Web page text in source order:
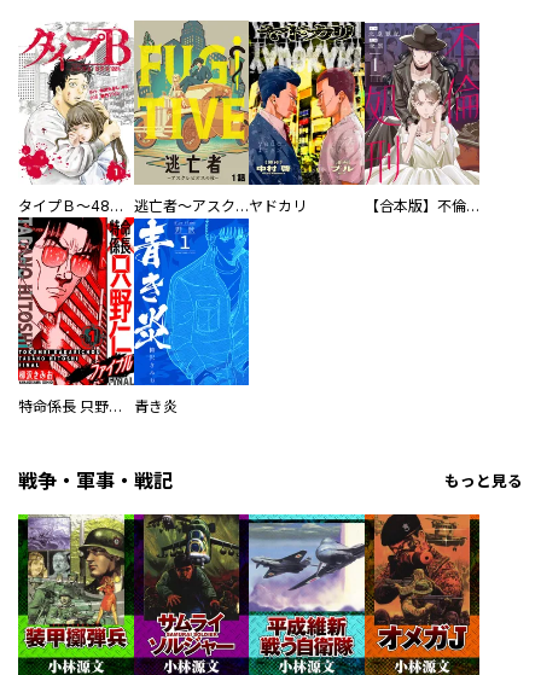
タイプＢ～48時間後、致死率100％～【単話】 逃亡者～アスクレピオスの杖～ヤドカリ 【合本版】不倫処刑
特命係長 只野仁ファイナル 愛蔵版 青き炎
戦争・軍事・戦記 もっと見る